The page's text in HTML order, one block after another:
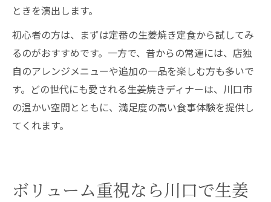
ときを演出します。
初心者の方は、まずは定番の生姜焼き定食から試してみ
るのがおすすめです。一方で、昔からの常連には、店独
自のアレンジメニューや追加の一品を楽しむ方も多いで
す。どの世代にも愛される生姜焼きディナーは、川口市
の温かい空間とともに、満足度の高い食事体験を提供し
てくれます。
ボリューム重視なら川口で生姜